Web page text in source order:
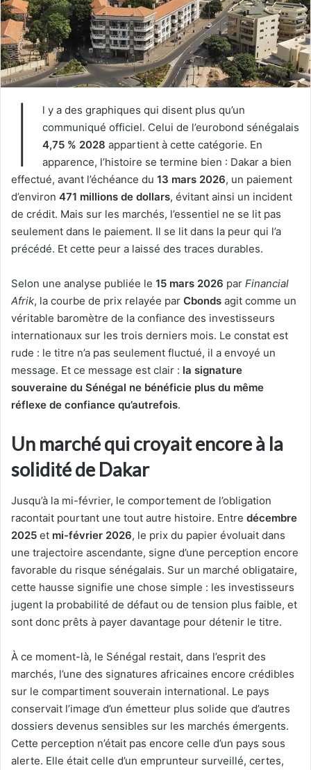
I
l y a des graphiques qui disent plus qu’un
communiqué officiel. Celui de l’eurobond sénégalais
4,75 % 2028 appartient à cette catégorie. En
apparence, l’histoire se termine bien : Dakar a bien
effectué, avant l’échéance du 13 mars 2026, un paiement
d’environ 471 millions de dollars, évitant ainsi un incident
de crédit. Mais sur les marchés, l’essentiel ne se lit pas
seulement dans le paiement. Il se lit dans la peur qui l’a
précédé. Et cette peur a laissé des traces durables.
Selon une analyse publiée le 15 mars 2026 par Financial
Afrik, la courbe de prix relayée par Cbonds agit comme un
véritable baromètre de la confiance des investisseurs
internationaux sur les trois derniers mois. Le constat est
rude : le titre n’a pas seulement fluctué, il a envoyé un
message. Et ce message est clair : la signature
souveraine du Sénégal ne bénéficie plus du même
réflexe de confiance qu’autrefois.
Un marché qui croyait encore à la
solidité de Dakar
Jusqu’à la mi-février, le comportement de l’obligation
racontait pourtant une tout autre histoire. Entre décembre
2025 et mi-février 2026, le prix du papier évoluait dans
une trajectoire ascendante, signe d’une perception encore
favorable du risque sénégalais. Sur un marché obligataire,
cette hausse signifie une chose simple : les investisseurs
jugent la probabilité de défaut ou de tension plus faible, et
sont donc prêts à payer davantage pour détenir le titre.
À ce moment-là, le Sénégal restait, dans l’esprit des
marchés, l’une des signatures africaines encore crédibles
sur le compartiment souverain international. Le pays
conservait l’image d’un émetteur plus solide que d’autres
dossiers devenus sensibles sur les marchés émergents.
Cette perception n’était pas encore celle d’un pays sous
alerte. Elle était celle d’un emprunteur surveillé, certes,